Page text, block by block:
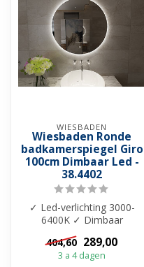
WIESBADEN
Wiesbaden Ronde
badkamerspiegel Giro
100cm Dimbaar Led -
38.4402
✓ Led-verlichting 3000-
6400K ✓ Dimbaar
verlichting ✓ Touch
bediening ✓ Verlichti...
404,60 289,00
3 a 4 dagen